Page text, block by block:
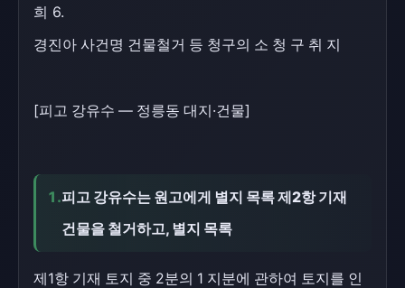
희 6.
경진아 사건명 건물철거 등 청구의 소 청 구 취 지
[피고 강유수 — 정릉동 대지·건물]
1.피고 강유수는 원고에게 별지 목록 제2항 기재
건물을 철거하고, 별지 목록
제1항 기재 토지 중 2분의 1 지분에 관하여 토지를 인